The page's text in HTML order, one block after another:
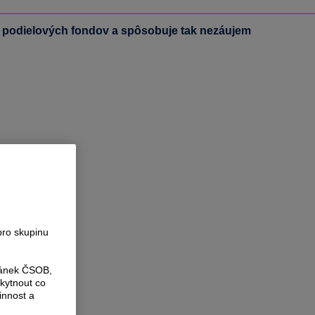
fondov a spôsobuje tak nezáujem
skupinu
ČSOB,
co
a